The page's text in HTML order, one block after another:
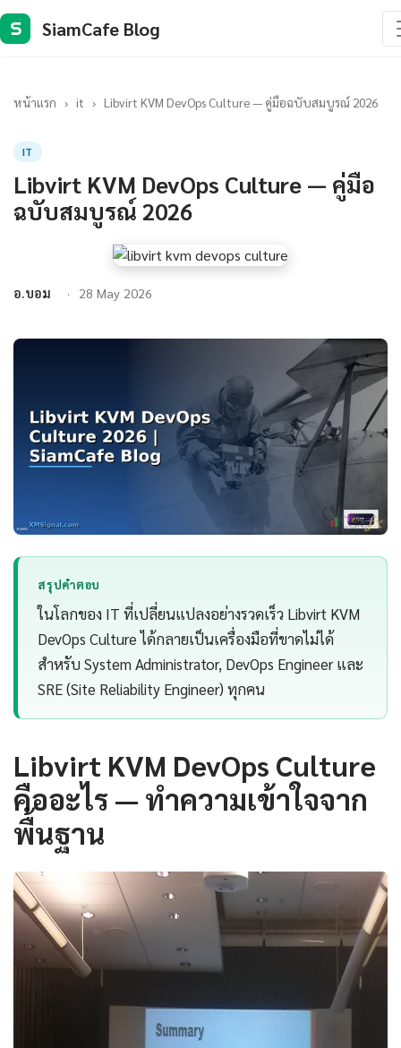
S SiamCafe Blog
หน้าแรก › it › Libvirt KVM DevOps Culture — คู่มือฉบับสมบูรณ์ 2026
IT
Libvirt KVM DevOps Culture — คู่มือ
ฉบับสมบูรณ์ 2026
อ.บอม 28 May 2026
สรุปคำตอบ
ในโลกของ IT ที่เปลี่ยนแปลงอย่างรวดเร็ว Libvirt KVM
DevOps Culture ได้กลายเป็นเครื่องมือที่ขาดไม่ได้
สำหรับ System Administrator, DevOps Engineer และ
SRE (Site Reliability Engineer) ทุกคน
Libvirt KVM DevOps Culture
คืออะไร — ทำความเข้าใจจาก
พื้นฐาน